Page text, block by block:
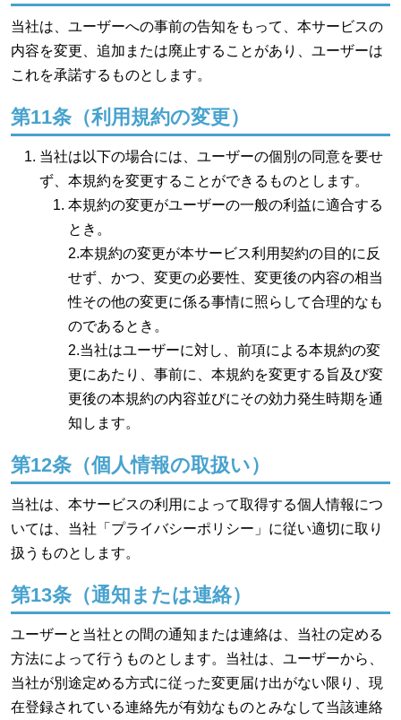
当社は、ユーザーへの事前の告知をもって、本サービスの
内容を変更、追加または廃止することがあり、ユーザーは
これを承諾するものとします。
第11条（利用規約の変更）
当社は以下の場合には、ユーザーの個別の同意を要せ
ず、本規約を変更することができるものとします。
本規約の変更がユーザーの一般の利益に適合する
とき。
2.本規約の変更が本サービス利用契約の目的に反
せず、かつ、変更の必要性、変更後の内容の相当
性その他の変更に係る事情に照らして合理的なも
のであるとき。
2.当社はユーザーに対し、前項による本規約の変
更にあたり、事前に、本規約を変更する旨及び変
更後の本規約の内容並びにその効力発生時期を通
知します。
第12条（個人情報の取扱い）
当社は、本サービスの利用によって取得する個人情報につ
いては、当社「プライバシーポリシー」に従い適切に取り
扱うものとします。
第13条（通知または連絡）
ユーザーと当社との間の通知または連絡は、当社の定める
方法によって行うものとします。当社は、ユーザーから、
当社が別途定める方式に従った変更届け出がない限り、現
在登録されている連絡先が有効なものとみなして当該連絡